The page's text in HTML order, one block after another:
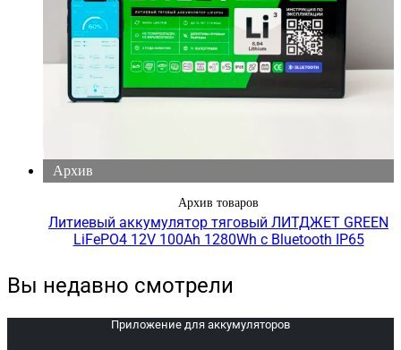
Архив
Архив товаров
Литиевый аккумулятор тяговый ЛИТДЖЕТ GREEN
LiFePO4 12V 100Ah 1280Wh с Bluetooth IP65
Вы недавно смотрели
Приложение для аккумуляторов